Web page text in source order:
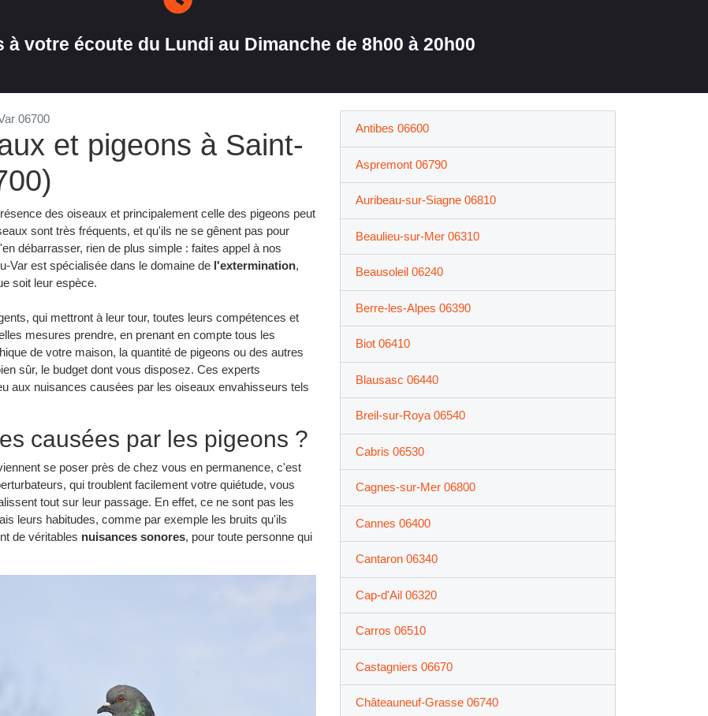
à votre écoute du Lundi au Dimanche de 8h00 à 20h00
06700
et pigeons à Saint-
des oiseaux et principalement celle des pigeons peut
sont très fréquents, et qu'ils ne se gênent pas pour
débarrasser, rien de plus simple : faites appel à nos
Var est spécialisée dans le domaine de l'extermination,
soit leur espèce.
qui mettront à leur tour, toutes leurs compétences et
mesures prendre, en prenant en compte tous les
de votre maison, la quantité de pigeons ou des autres
sûr, le budget dont vous disposez. Ces experts
aux nuisances causées par les oiseaux envahisseurs tels
causées par les pigeons ?
se poser près de chez vous en permanence, c'est
qui troublent facilement votre quiétude, vous
tout sur leur passage. En effet, ce ne sont pas les
leurs habitudes, comme par exemple les bruits qu'ils
de véritables nuisances sonores, pour toute personne qui
Antibes 06600
Aspremont 06790
Auribeau-sur-Siagne 06810
Beaulieu-sur-Mer 06310
Beausoleil 06240
Berre-les-Alpes 06390
Biot 06410
Blausasc 06440
Breil-sur-Roya 06540
Cabris 06530
Cagnes-sur-Mer 06800
Cannes 06400
Cantaron 06340
Cap-d'Ail 06320
Carros 06510
Castagniers 06670
Châteauneuf-Grasse 06740